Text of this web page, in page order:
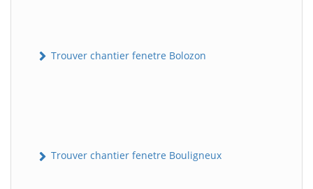
Trouver chantier fenetre Bolozon
Trouver chantier fenetre Bouligneux